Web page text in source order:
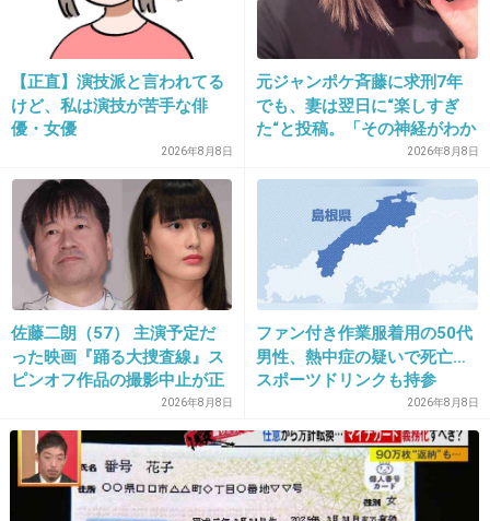
+19 -1
20. 匿名 2026/07/08(水) 17:37:50
>>1
-2
21. 匿名 2026/07/08(水) 17:38:00
最近「ゴマキ美魔女推し」記事も多いしね。
+3 -1
22. 匿名2026/07/08(水) 17:38:05
【正直】演技派と言われてる
けど、私は演技が苦手な俳
優・女優
2026年8月8日
元ジャンポケ斉藤に求刑7年
でも、妻は翌日に“楽しすぎ
た“と投稿。「その神経がわか
2026年8月8日
佐藤二朗（57） 主演予定だ
った映画『踊る大捜査線』ス
ピンオフ作品の撮影中止が正
2026年8月8日
ファン付き作業服着用の50代
男性、熱中症の疑いで死亡…
スポーツドリンクも持参
2026年8月8日